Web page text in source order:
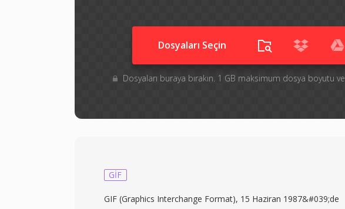
Dosyaları Seçin
Dosyaları buraya bırakın. 1 GB maksimum dosya boyutu
GIF
GIF (Graphics Interchange Format), 15 Haziran 1987&#039;de